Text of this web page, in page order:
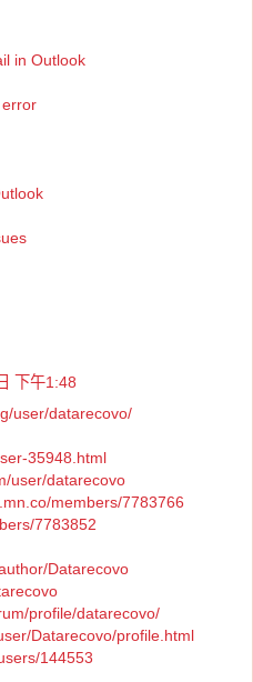
in Outlook
下午1:48
user/datarecovo/
35948.html
user/datarecovo
members/7783766
7783852
Datarecovo
profile/datarecovo/
Datarecovo/profile.html
144553